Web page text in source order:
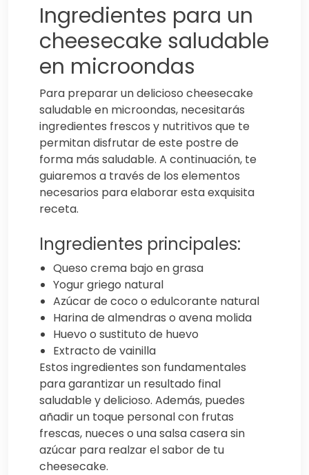
Ingredientes para un
cheesecake saludable
en microondas
Para preparar un delicioso cheesecake
saludable en microondas, necesitarás
ingredientes frescos y nutritivos que te
permitan disfrutar de este postre de
forma más saludable. A continuación, te
guiaremos a través de los elementos
necesarios para elaborar esta exquisita
receta.
Ingredientes principales:
Queso crema bajo en grasa
Yogur griego natural
Azúcar de coco o edulcorante natural
Harina de almendras o avena molida
Huevo o sustituto de huevo
Extracto de vainilla
Estos ingredientes son fundamentales
para garantizar un resultado final
saludable y delicioso. Además, puedes
añadir un toque personal con frutas
frescas, nueces o una salsa casera sin
azúcar para realzar el sabor de tu
cheesecake.